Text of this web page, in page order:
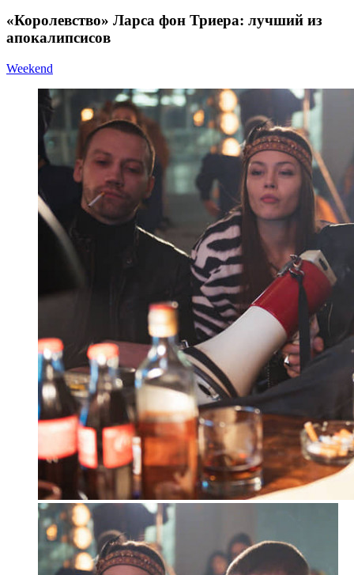
«Королевство» Ларса фон Триера: лучший из
апокалипсисов
Weekend